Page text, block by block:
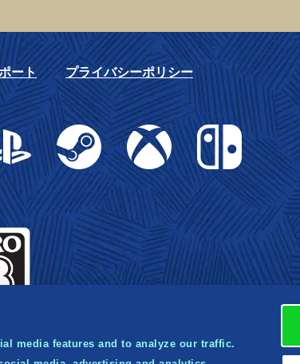
media features and to analyze our traffic.
ート プライバシーポリシー
Steam Xbox Nintendo Switch